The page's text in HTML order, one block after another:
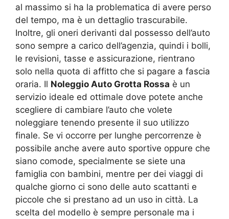
al massimo si ha la problematica di avere perso
del tempo, ma è un dettaglio trascurabile.
Inoltre, gli oneri derivanti dal possesso dell’auto
sono sempre a carico dell’agenzia, quindi i bolli,
le revisioni, tasse e assicurazione, rientrano
solo nella quota di affitto che si pagare a fascia
oraria. Il Noleggio Auto Grotta Rossa è un
servizio ideale ed ottimale dove potete anche
scegliere di cambiare l’auto che volete
noleggiare tenendo presente il suo utilizzo
finale. Se vi occorre per lunghe percorrenze è
possibile anche avere auto sportive oppure che
siano comode, specialmente se siete una
famiglia con bambini, mentre per dei viaggi di
qualche giorno ci sono delle auto scattanti e
piccole che si prestano ad un uso in città. La
scelta del modello è sempre personale ma i